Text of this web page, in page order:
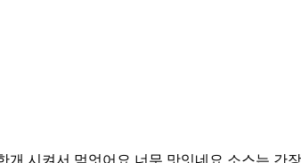
시켜서 먿엇어요 너무 맛잇네요 소스는 간